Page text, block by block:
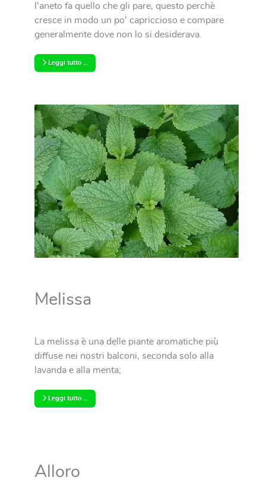
l'aneto fa quello che gli pare, questo perchè
cresce in modo un po' capriccioso e compare
generalmente dove non lo si desiderava.
Leggi tutto …
Melissa
La melissa è una delle piante aromatiche più
diffuse nei nostri balconi, seconda solo alla
lavanda e alla menta;
Leggi tutto …
Alloro